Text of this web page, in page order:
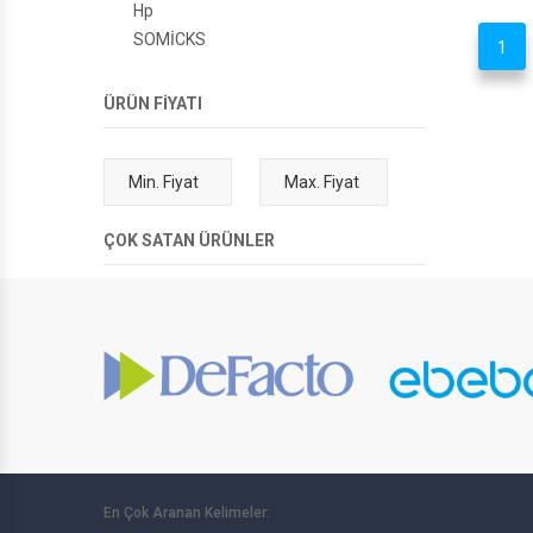
1
Hp
SOMİCKS
ÜRÜN FİYATI
ÇOK SATAN ÜRÜNLER
En Çok Aranan Kelimeler: